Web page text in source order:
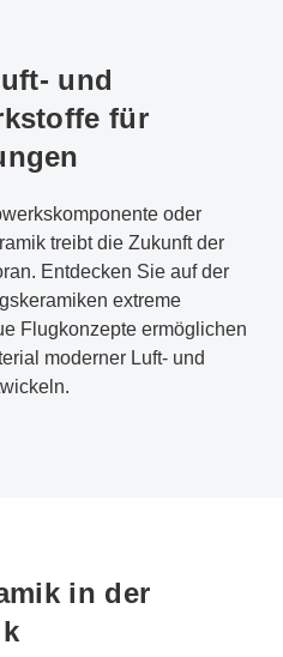
und
für
oder
treibt die Zukunft der
Entdecken Sie auf der
extreme
Flugkonzepte ermöglichen
moderner Luft- und
in der